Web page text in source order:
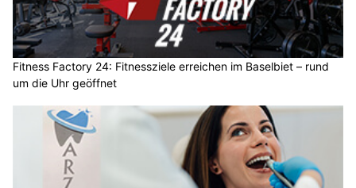
Fitness Factory 24: Fitnessziele erreichen im Baselbiet – rund
um die Uhr geöffnet